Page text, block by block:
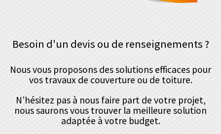
Besoin d'un devis ou de renseignements ?
Nous vous proposons des solutions efficaces pour
vos travaux de couverture ou de toiture.
N’hésitez pas à nous faire part de votre projet,
nous saurons vous trouver la meilleure solution
adaptée à votre budget.